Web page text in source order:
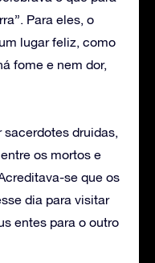
Para eles, o
lugar feliz, como
fome e nem dor,
sacerdotes druidas,
os mortos e
se que os
dia para visitar
entes para o outro